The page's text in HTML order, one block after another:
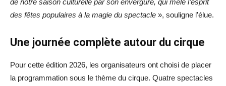
de notre saison culturelle par son envergure, qui mêle l’esprit
des fêtes populaires à la magie du spectacle », souligne l’élue.
Une journée complète autour du cirque
Pour cette édition 2026, les organisateurs ont choisi de placer
la programmation sous le thème du cirque. Quatre spectacles